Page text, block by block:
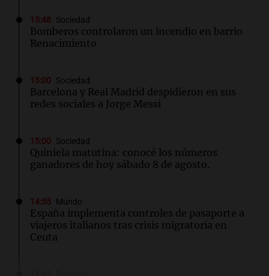
15:48 Sociedad
Bomberos controlaron un incendio en barrio
Renacimiento
15:00 Sociedad
Barcelona y Real Madrid despidieron en sus
redes sociales a Jorge Messi
15:00 Sociedad
Quiniela matutina: conocé los números
ganadores de hoy sábado 8 de agosto.
14:55 Mundo
España implementa controles de pasaporte a
viajeros italianos tras crisis migratoria en
Ceuta